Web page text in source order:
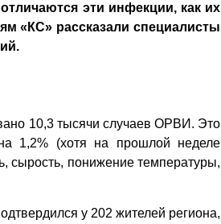
эти инфекции, как их
«КС» рассказали специалисты
10,3 тысячи случаев ОРВИ. Это
1,2% (хотя на прошлой неделе
сырость, понижение температуры,
у 202 жителей региона,